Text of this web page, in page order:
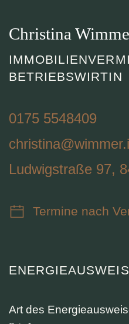
Christina
BETRIEBSWIRTIN
0175 5548409
Ludwigstraße 97,
Termine nach
Art des